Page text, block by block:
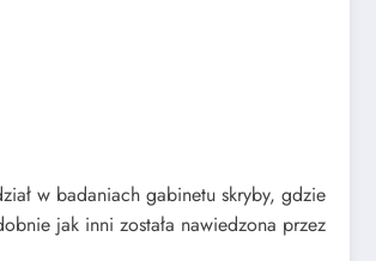
w badaniach gabinetu skryby, gdzie
jak inni została nawiedzona przez